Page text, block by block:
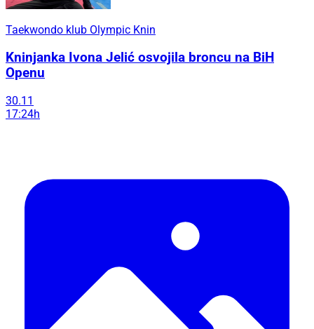
Taekwondo klub Olympic Knin
Kninjanka Ivona Jelić osvojila broncu na BiH
Openu
30.11
17:24h